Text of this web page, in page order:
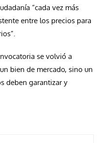
“cada vez más
entre los precios para
se volvió a
bien de mercado, sino un
deben garantizar y